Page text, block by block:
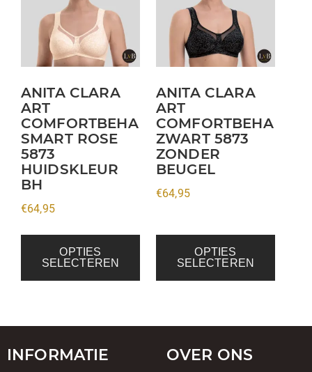
ANITA CLARA
ART
COMFORTBEHA
SMART ROSE
5873
HUIDSKLEUR
BH
€64,95
OPTIES
SELECTEREN
meerdere
variaties.
Deze
optie
kan
gekozen
worden
op
de
productpagina
ANITA CLARA
ART
COMFORTBEHA
ZWART 5873
ZONDER
BEUGEL
€64,95
OPTIES
SELECTEREN
meerdere
variaties.
optie
kan
gekozen
worden
op
de
INFORMATIE OVER ONS